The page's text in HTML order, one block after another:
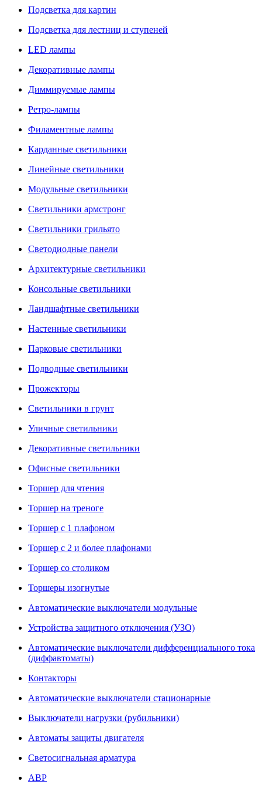
Подсветка для картин
Подсветка для лестниц и ступеней
LED лампы
Декоративные лампы
Диммируемые лампы
Ретро-лампы
Филаментные лампы
Карданные светильники
Линейные светильники
Модульные светильники
Светильники армстронг
Светильники грильято
Светодиодные панели
Архитектурные светильники
Консольные светильники
Ландшафтные светильники
Настенные светильники
Парковые светильники
Подводные светильники
Прожекторы
Светильники в грунт
Уличные светильники
Декоративные светильники
Офисные светильники
Торшер для чтения
Торшер на треноге
Торшер с 1 плафоном
Торшер с 2 и более плафонами
Торшер со столиком
Торшеры изогнутые
Автоматические выключатели модульные
Устройства защитного отключения (УЗО)
Автоматические выключатели дифференциального тока
(диффавтоматы)
Контакторы
Автоматические выключатели стационарные
Выключатели нагрузки (рубильники)
Автоматы защиты двигателя
Светосигнальная арматура
АВР